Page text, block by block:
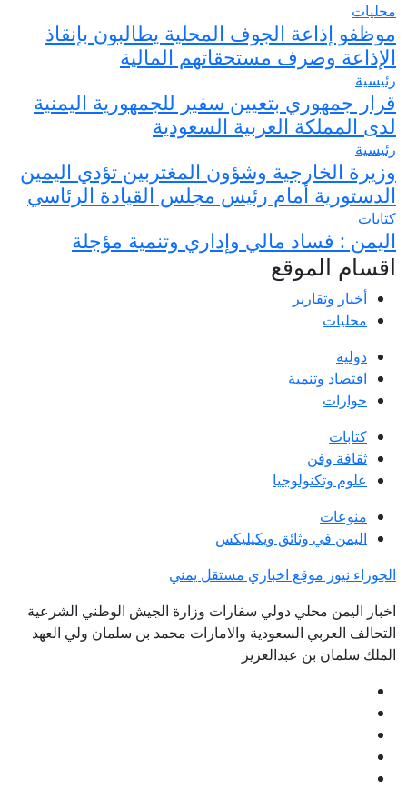
محليات
موظفو إذاعة الجوف المحلية يطالبون بإنقاذ
الإذاعة وصرف مستحقاتهم المالية
رئيسية
قرار جمهوري بتعيين سفير للجمهورية اليمنية
لدى المملكة العربية السعودية
رئيسية
وزيرة الخارجية وشؤون المغتربين تؤدي اليمين
الدستورية أمام رئيس مجلس القيادة الرئاسي
كتابات
اليمن : فساد مالي وإداري وتنمية مؤجلة
اقسام الموقع
أخبار وتقارير
محليات
دولية
اقتصاد وتنمية
حوارات
كتابات
ثقافة وفن
علوم وتكنولوجيا
منوعات
اليمن في وثائق ويكيليكس
الجوزاء نيوز موقع اخباري مستقل يمني
اخبار اليمن محلي دولي سفارات وزارة الجيش الوطني الشرعية
التحالف العربي السعودية والامارات محمد بن سلمان ولي العهد
الملك سلمان بن عبدالعزيز